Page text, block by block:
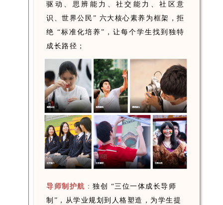
驱动、思辨能力、社交能力、社区意
识、世界公民” 六大核心素养为框架，拒
绝 “标准化培养”，让每个学生找到独特
成长路径；
导师制护航 ：独创 “三位一体成长导师
制”，从学业规划到人格塑造，为学生提